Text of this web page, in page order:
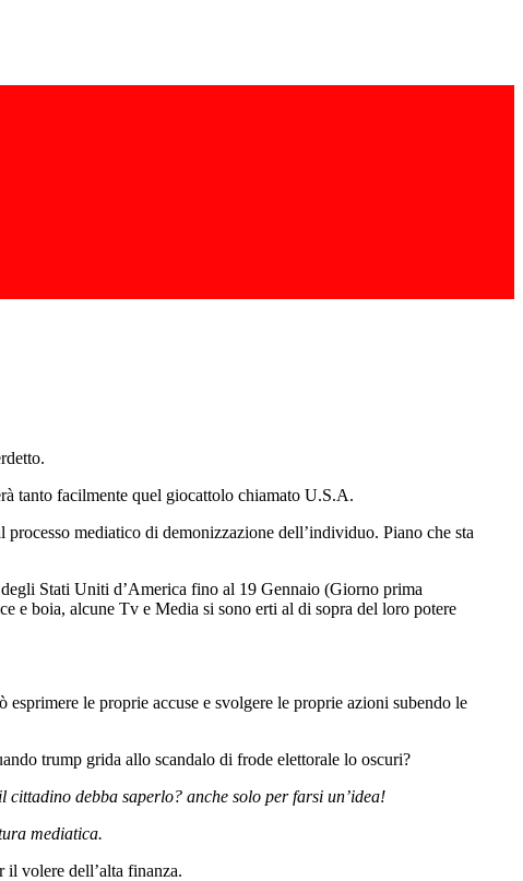
tanto facilmente quel giocattolo chiamato U.S.A.
mediatico di demonizzazione dell’individuo. Piano che sta
Stati Uniti d’America fino al 19 Gennaio (Giorno prima
e boia, alcune Tv e Media si sono erti al di sopra del loro potere
le proprie accuse e svolgere le proprie azioni subendo le
trump grida allo scandalo di frode elettorale lo oscuri?
cittadino debba saperlo? anche solo per farsi un’idea!
mediatica.
il volere dell’alta finanza.